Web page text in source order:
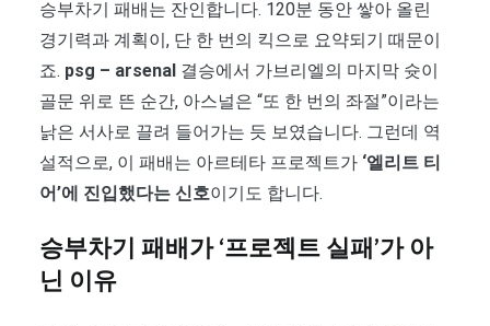
승부차기 패배는 잔인합니다. 120분 동안 쌓아 올린
경기력과 계획이, 단 한 번의 킥으로 요약되기 때문이
죠. psg – arsenal 결승에서 가브리엘의 마지막 슛이
골문 위로 뜬 순간, 아스널은 “또 한 번의 좌절”이라는
낡은 서사로 끌려 들어가는 듯 보였습니다. 그런데 역
설적으로, 이 패배는 아르테타 프로젝트가 ‘엘리트 티
어’에 진입했다는 신호이기도 합니다.
승부차기 패배가 ‘프로젝트 실패’가 아
닌 이유